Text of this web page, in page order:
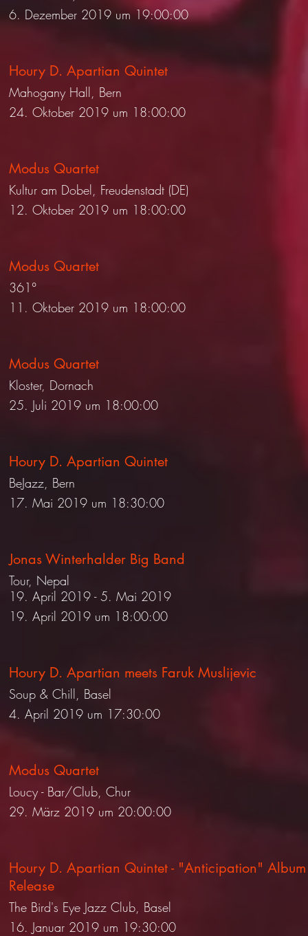
6. Dezember 2019 um 19:00:00
Houry D. Apartian Quintet
Mahogany Hall, Bern
24. Oktober 2019 um 18:00:00
Modus Quartet
Kultur am Dobel, Freudenstadt (DE)
12. Oktober 2019 um 18:00:00
Modus Quartet
361°
11. Oktober 2019 um 18:00:00
Modus Quartet
Kloster, Dornach
25. Juli 2019 um 18:00:00
Houry D. Apartian Quintet
BeJazz, Bern
17. Mai 2019 um 18:30:00
Jonas Winterhalder Big Band
Tour, Nepal
19. April 2019 - 5. Mai 2019
19. April 2019 um 18:00:00
Houry D. Apartian meets Faruk Muslijevic
Soup & Chill, Basel
4. April 2019 um 17:30:00
Modus Quartet
Loucy - Bar/Club, Chur
29. März 2019 um 20:00:00
Houry D. Apartian Quintet - "Anticipation" Album
Release
The Bird's Eye Jazz Club, Basel
16. Januar 2019 um 19:30:00